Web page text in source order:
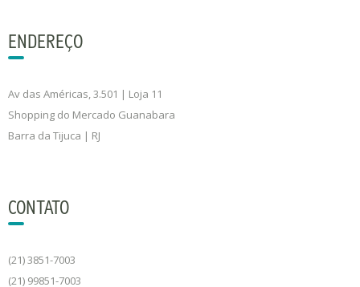
ENDEREÇO
Av das Américas, 3.501 | Loja 11
Shopping do Mercado Guanabara
Barra da Tijuca | RJ
CONTATO
(21) 3851-7003
(21) 99851-7003